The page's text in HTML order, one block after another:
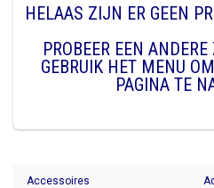
HELAAS ZIJN ER GEEN
PROBEER EEN
GEBRUIK HET MENU
PAGINA TE
Accessoires